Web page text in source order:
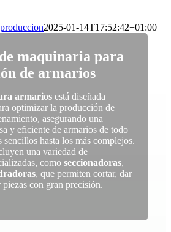
produccion2025-01-14T17:52:42+01:00
maquinaria para
de armarios
armariosestá diseñada
optimizar la producción de
asegurando una
y eficiente de armarios de todo
sencillos hasta los más complejos.
una variedad de
como seccionadoras,
, que permiten cortar, dar
con gran precisión.